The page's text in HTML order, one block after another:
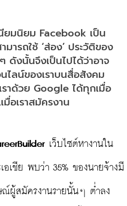
ยมนิยม Facebook เป็น
มารถใช้ ‘ส่อง’ ประวัติของ
ดังนั้นจึงเป็นไปได้ว่าอาจ
ไลน์ของเราบนสื่อสังคม
าด้วย Google ได้ทุกเมื่อ
มื่อเราสมัครงาน
เว็บไซต์หางานใน
อเชีย พบว่า 35% ของนายจ้างมี
ณ์ผู้สมัครงานรายนั้นๆ ต่ำลง